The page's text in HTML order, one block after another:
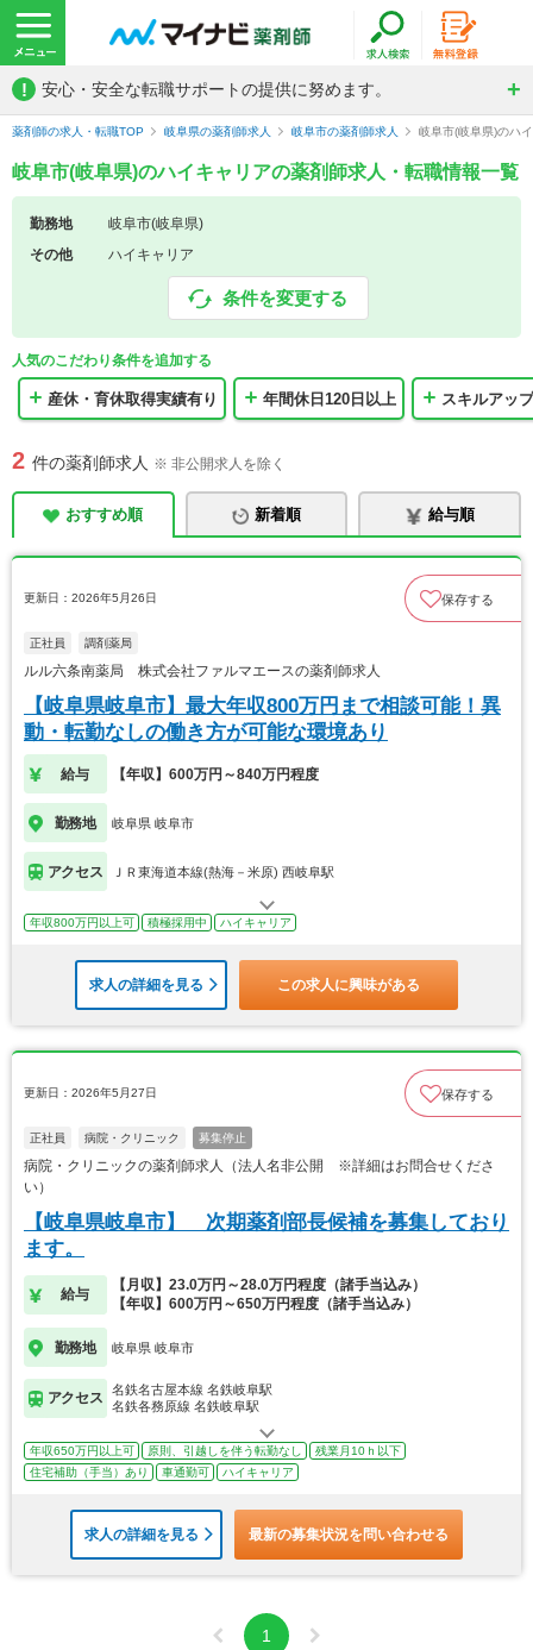
! 安心・安全な転職サポートの提供に努めます。
薬剤師の求人・転職TOP 岐阜県の薬剤師求人 岐阜市の薬剤師求人 岐阜市(岐阜県)のハ
岐阜市(岐阜県)のハイキャリアの薬剤師求人・転職情報一覧
勤務地
岐阜市(岐阜県)
その他
ハイキャリア
条件を変更する
人気のこだわり条件を追加する
産休・育休取得実績有り 年間休日120日以上 スキルアップ
2 件の薬剤師求人 ※ 非公開求人を除く
おすすめ順 新着順 給与順
更新日：2026年5月26日 保存する
正社員 調剤薬局
ルル六条南薬局 株式会社ファルマエースの薬剤師求人
【岐阜県岐阜市】最大年収800万円まで相談可能！異
動・転勤なしの働き方が可能な環境あり
給与 【年収】600万円～840万円程度
勤務地 岐阜県 岐阜市
アクセス ＪＲ東海道本線(熱海－米原) 西岐阜駅
年収800万円以上可 積極採用中 ハイキャリア
求人の詳細を見る この求人に興味がある
更新日：2026年5月27日 保存する
正社員 病院・クリニック 募集停止
病院・クリニックの薬剤師求人（法人名非公開 ※詳細はお問合せくださ
い）
【岐阜県岐阜市】 次期薬剤部長候補を募集しており
ます。
給与
【月収】23.0万円～28.0万円程度（諸手当込み）
【年収】600万円～650万円程度（諸手当込み）
勤務地 岐阜県 岐阜市
アクセス
名鉄名古屋本線 名鉄岐阜駅
名鉄各務原線 名鉄岐阜駅
年収650万円以上可 原則、引越しを伴う転勤なし
残業月10ｈ以下
住宅補助（手当）あり
車通勤可 ハイキャリア
求人の詳細を見る 最新の募集状況を問い合わせる
1